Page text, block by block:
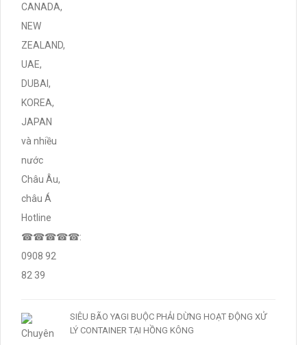
SIÊU BÃO YAGI BUỘC PHẢI DỪNG HOẠT ĐỘNG XỬ
LÝ CONTAINER TẠI HỒNG KÔNG